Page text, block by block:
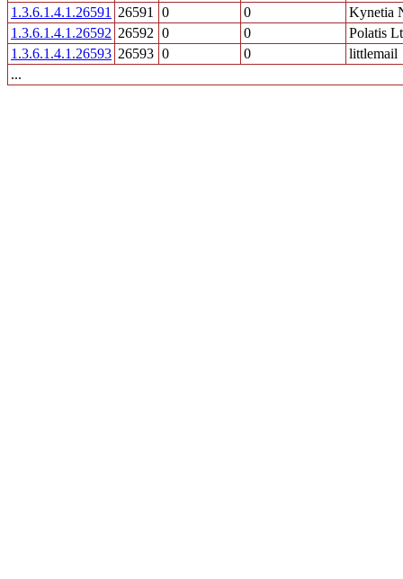
1.3.6.1.4.1.26591
26591 0 0
Kynetia
1.3.6.1.4.1.26592 26592 0 0
Polatis
1.3.6.1.4.1.26593 26593 0 0
littlemail
...